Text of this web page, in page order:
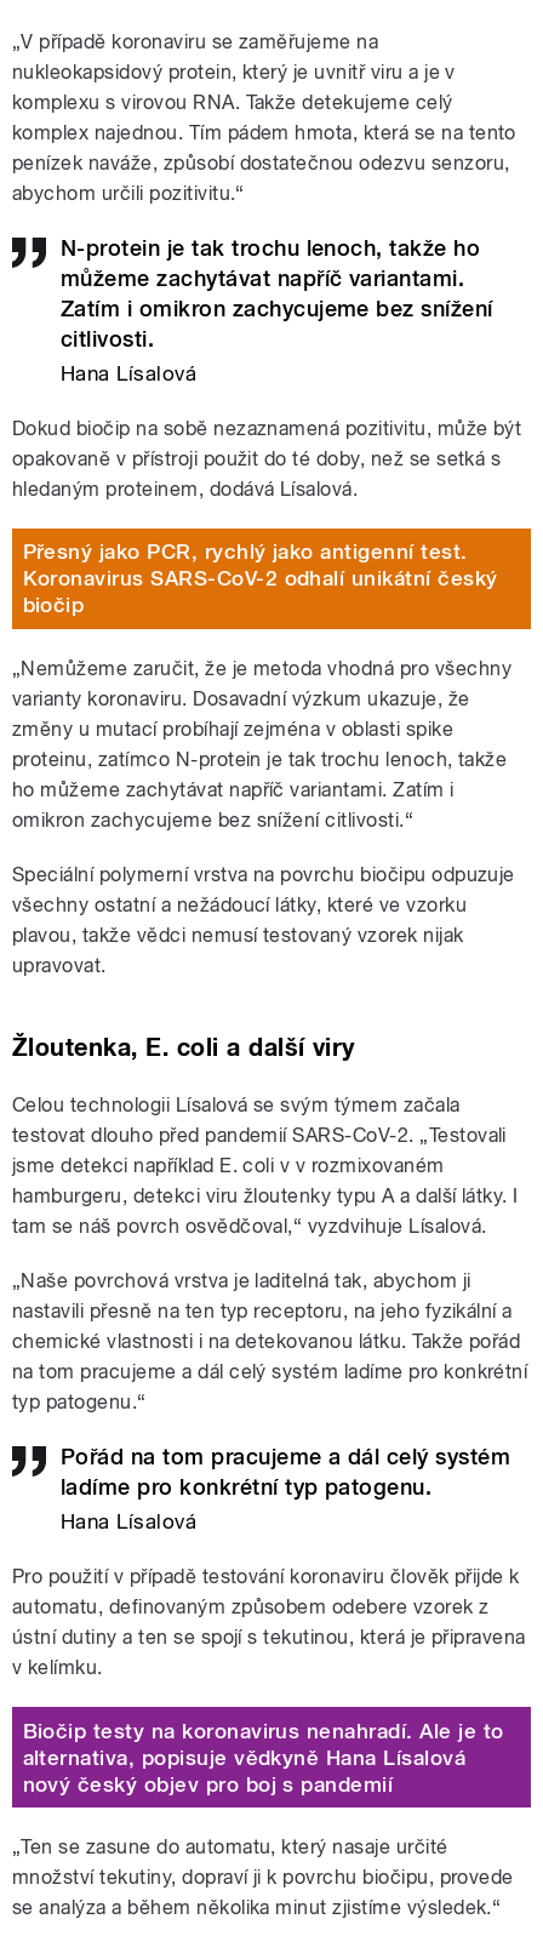
„V případě koronaviru se zaměřujeme na
nukleokapsidový protein, který je uvnitř viru a je v
komplexu s virovou RNA. Takže detekujeme celý
komplex najednou. Tím pádem hmota, která se na tento
penízek naváže, způsobí dostatečnou odezvu senzoru,
abychom určili pozitivitu.“
N-protein je tak trochu lenoch, takže ho
můžeme zachytávat napříč variantami.
Zatím i omikron zachycujeme bez snížení
citlivosti.
Hana Lísalová
Dokud biočip na sobě nezaznamená pozitivitu, může být
opakovaně v přístroji použit do té doby, než se setká s
hledaným proteinem, dodává Lísalová.
Přesný jako PCR, rychlý jako antigenní test.
Koronavirus SARS-CoV-2 odhalí unikátní český
biočip
„Nemůžeme zaručit, že je metoda vhodná pro všechny
varianty koronaviru. Dosavadní výzkum ukazuje, že
změny u mutací probíhají zejména v oblasti spike
proteinu, zatímco N-protein je tak trochu lenoch, takže
ho můžeme zachytávat napříč variantami. Zatím i
omikron zachycujeme bez snížení citlivosti.“
Speciální polymerní vrstva na povrchu biočipu odpuzuje
všechny ostatní a nežádoucí látky, které ve vzorku
plavou, takže vědci nemusí testovaný vzorek nijak
upravovat.
Žloutenka, E. coli a další viry
Celou technologii Lísalová se svým týmem začala
testovat dlouho před pandemií SARS-CoV-2. „Testovali
jsme detekci například E. coli v v rozmixovaném
hamburgeru, detekci viru žloutenky typu A a další látky. I
tam se náš povrch osvědčoval,“ vyzdvihuje Lísalová.
„Naše povrchová vrstva je laditelná tak, abychom ji
nastavili přesně na ten typ receptoru, na jeho fyzikální a
chemické vlastnosti i na detekovanou látku. Takže pořád
na tom pracujeme a dál celý systém ladíme pro konkrétní
typ patogenu.“
Pořád na tom pracujeme a dál celý systém
ladíme pro konkrétní typ patogenu.
Hana Lísalová
Pro použití v případě testování koronaviru člověk přijde k
automatu, definovaným způsobem odebere vzorek z
ústní dutiny a ten se spojí s tekutinou, která je připravena
v kelímku.
Biočip testy na koronavirus nenahradí. Ale je to
alternativa, popisuje vědkyně Hana Lísalová
nový český objev pro boj s pandemií
„Ten se zasune do automatu, který nasaje určité
množství tekutiny, dopraví ji k povrchu biočipu, provede
se analýza a během několika minut zjistíme výsledek.“